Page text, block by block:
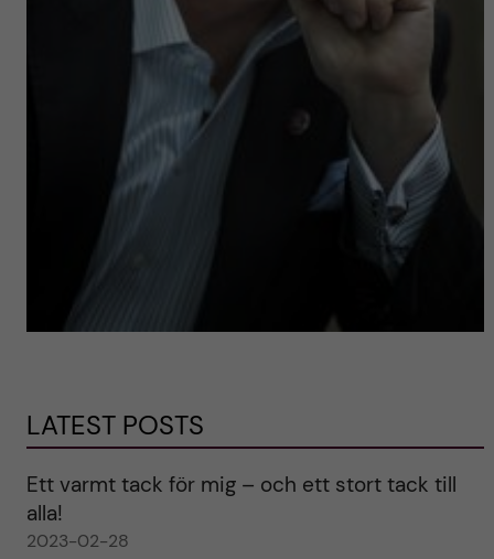
LATEST POSTS
Ett varmt tack för mig – och ett stort tack till
alla!
2023-02-28